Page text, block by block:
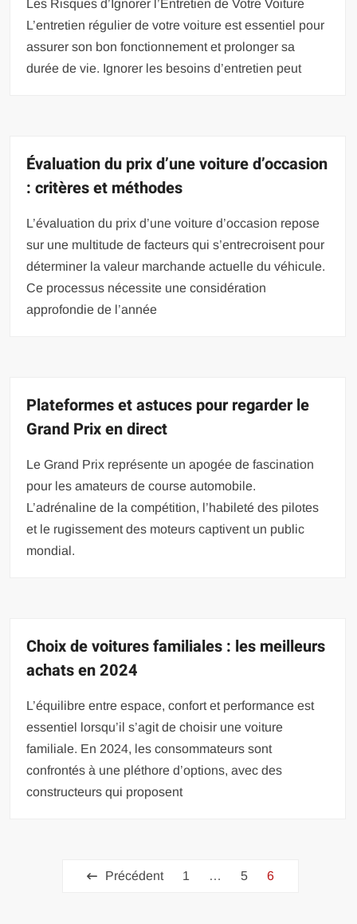
Les Risques d’Ignorer l’Entretien de Votre Voiture
L’entretien régulier de votre voiture est essentiel pour
assurer son bon fonctionnement et prolonger sa
durée de vie. Ignorer les besoins d’entretien peut
Évaluation du prix d’une voiture d’occasion
: critères et méthodes
L’évaluation du prix d’une voiture d’occasion repose
sur une multitude de facteurs qui s’entrecroisent pour
déterminer la valeur marchande actuelle du véhicule.
Ce processus nécessite une considération
approfondie de l’année
Plateformes et astuces pour regarder le
Grand Prix en direct
Le Grand Prix représente un apogée de fascination
pour les amateurs de course automobile.
L’adrénaline de la compétition, l’habileté des pilotes
et le rugissement des moteurs captivent un public
mondial.
Choix de voitures familiales : les meilleurs
achats en 2024
L’équilibre entre espace, confort et performance est
essentiel lorsqu’il s’agit de choisir une voiture
familiale. En 2024, les consommateurs sont
confrontés à une pléthore d’options, avec des
constructeurs qui proposent
PaginationPrécédent 1 … 5 6